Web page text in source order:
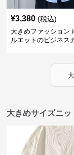
¥3,380 (税込)
大きめファッション
ルエットのビジネス
大きめサイズニ